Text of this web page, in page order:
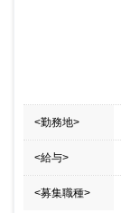
<勤務地>
<給与>
<募集職種>